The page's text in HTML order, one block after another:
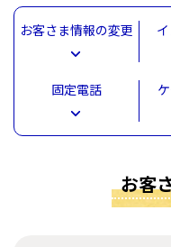
お客さま情報の変更
固定電話
お客